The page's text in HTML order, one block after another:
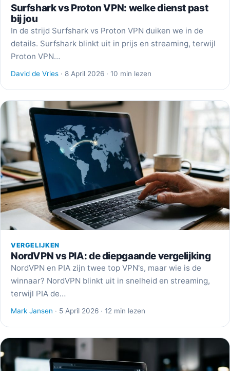
Surfshark vs Proton VPN: welke dienst past
bij jou
In de strijd Surfshark vs Proton VPN duiken we in de
details. Surfshark blinkt uit in prijs en streaming, terwijl
Proton VPN…
David de Vries · 8 April 2026 · 10 min lezen
VERGELIJKEN
NordVPN vs PIA: de diepgaande vergelijking
NordVPN en PIA zijn twee top VPN's, maar wie is de
winnaar? NordVPN blinkt uit in snelheid en streaming,
terwijl PIA de…
Mark Jansen · 5 April 2026 · 12 min lezen